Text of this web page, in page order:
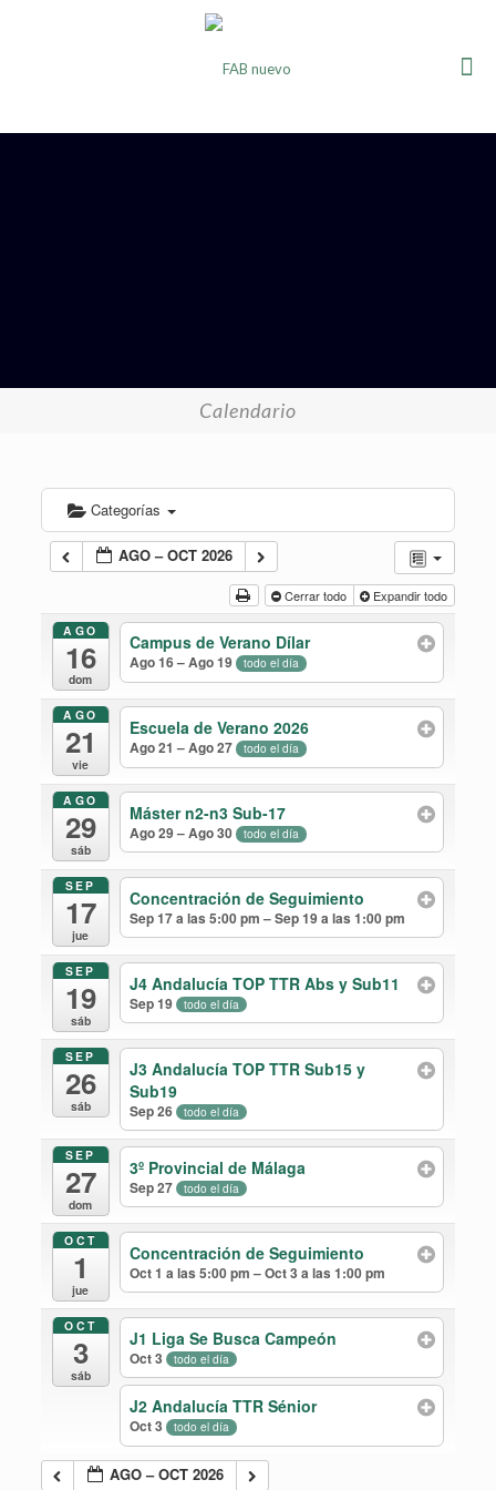
Calendario
Categorías
AGO – OCT 2026
Cerrar todo Expandir todo
AGO
16
dom
Campus de Verano Dílar
Ago 16 – Ago 19 todo el día
AGO
21
vie
Escuela de Verano 2026
Ago 21 – Ago 27 todo el día
AGO
29
sáb
Máster n2-n3 Sub-17
Ago 29 – Ago 30 todo el día
SEP
17
jue
Concentración de Seguimiento
Sep 17 a las 5:00 pm – Sep 19 a las 1:00 pm
SEP
19
sáb
J4 Andalucía TOP TTR Abs y Sub11
Sep 19 todo el día
SEP
26
sáb
J3 Andalucía TOP TTR Sub15 y
Sub19
Sep 26 todo el día
SEP
27
dom
3º Provincial de Málaga
Sep 27 todo el día
OCT
1
jue
Concentración de Seguimiento
Oct 1 a las 5:00 pm – Oct 3 a las 1:00 pm
OCT
3
sáb
J1 Liga Se Busca Campeón
Oct 3 todo el día
J2 Andalucía TTR Sénior
Oct 3 todo el día
AGO – OCT 2026